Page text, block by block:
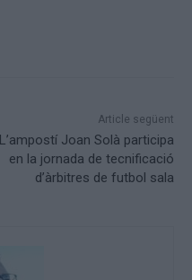
Article següent
L’ampostí Joan Solà participa
en la jornada de tecnificació
d’àrbitres de futbol sala